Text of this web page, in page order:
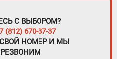
С ВЫБОРОМ?
670-37-37
СВОЙ НОМЕР И МЫ